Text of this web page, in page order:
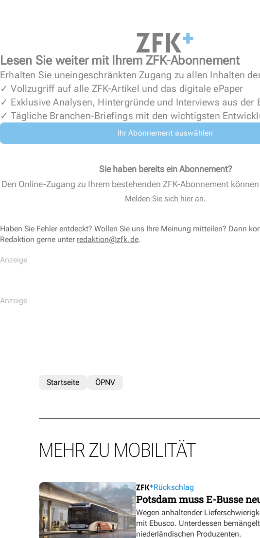
Lesen Sie weiter mit Ihrem ZFK-Abonnement
Erhalten Sie uneingeschränkten Zugang zu allen Inhalten
✓ Vollzugriff auf alle ZFK-Artikel und das digitale ePaper
✓ Exklusive Analysen, Hintergründe und Interviews aus der
✓ Tägliche Branchen-Briefings mit den wichtigsten
Ihr Abonnement auswählen
Sie haben bereits ein Abonnement?
Den Online-Zugang zu Ihrem bestehenden ZFK-Abonnement
Melden Sie sich hier an.
Haben Sie Fehler entdeckt? Wollen Sie uns Ihre Meinung mitteilen? Dann
Redaktion gerne unter redaktion@zfk.de.
Startseite ÖPNV
MEHR ZU MOBILITÄT
Rückschlag
Potsdam muss E-Busse
Wegen anhaltender
mit Ebusco. Unterdessen
niederländischen Produzenten.